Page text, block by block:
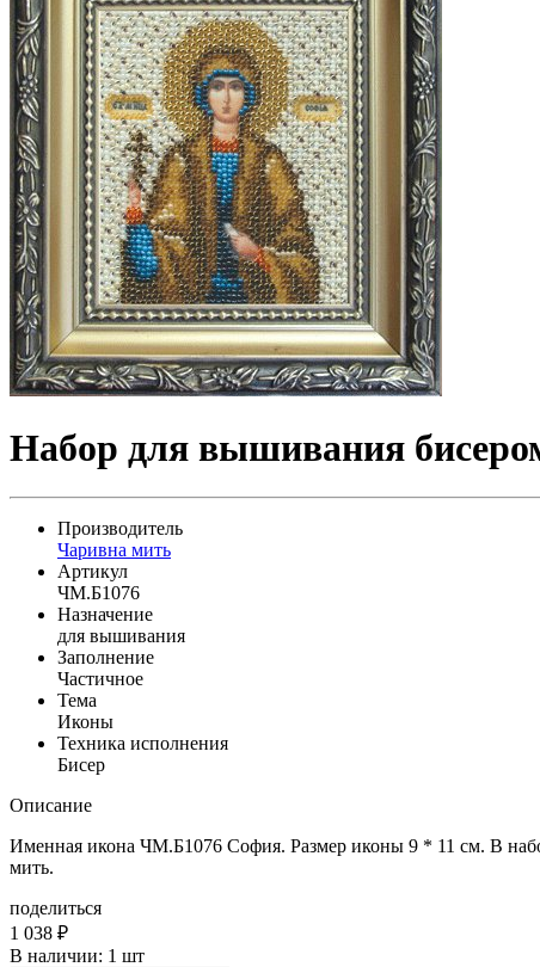
Набор для вышивания
Производитель
Чаривна мить
Артикул
ЧМ.Б1076
Назначение
для вышивания
Заполнение
Частичное
Тема
Иконы
Техника исполнения
Бисер
Описание
Именная икона ЧМ.Б1076 София. Размер иконы 9 * 11 см. В
мить.
поделиться
1 038 ₽
В наличии: 1 шт